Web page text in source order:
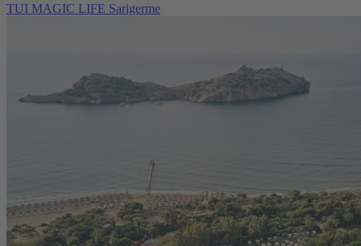
TUI MAGIC LIFE Sarigerme